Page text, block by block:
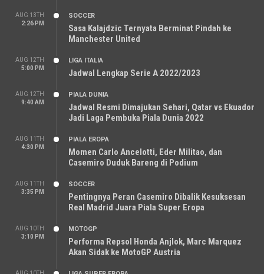
AUG 13TH
2:26 PM
SOCCER
Sasa Kalajdzic Ternyata Berminat Pindah ke
Manchester United
AUG 12TH
5:00 PM
LIGA ITALIA
Jadwal Lengkap Serie A 2022/2023
AUG 12TH
9:40 AM
PIALA DUNIA
Jadwal Resmi Dimajukan Sehari, Qatar vs Ekuador
Jadi Laga Pembuka Piala Dunia 2022
AUG 11TH
4:30 PM
PIALA EROPA
Momen Carlo Ancelotti, Eder Militao, dan
Casemiro Duduk Bareng di Podium
AUG 11TH
3:35 PM
SOCCER
Pentingnya Peran Casemiro Dibalik Kesuksesan
Real Madrid Juara Piala Super Eropa
AUG 10TH
3:10 PM
MOTOGP
Performa Repsol Honda Anjlok, Marc Marquez
Akan Sidak ke MotoGP Austria